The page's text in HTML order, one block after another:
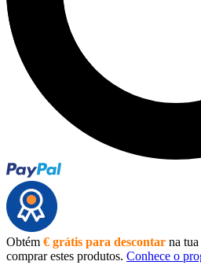
Obtém € grátis para descontar na
comprar estes produtos. Conhece o